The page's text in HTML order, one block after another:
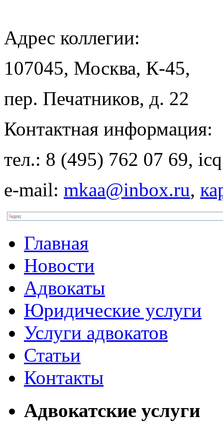
Адрес коллегии:
107045, Москва, К-45,
пер. Печатников, д. 22
Контактная информация:
тел.: 8 (495) 762 07 69,
e-mail: mkaa@inbox.ru,
Главная
Новости
Адвокаты
Юридические услуги
Услуги адвокатов
Статьи
Контакты
Адвокатские услуги